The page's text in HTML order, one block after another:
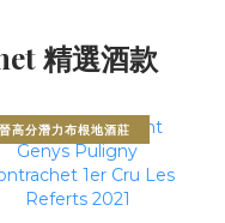
精選酒款
高分潛力布根地酒莊